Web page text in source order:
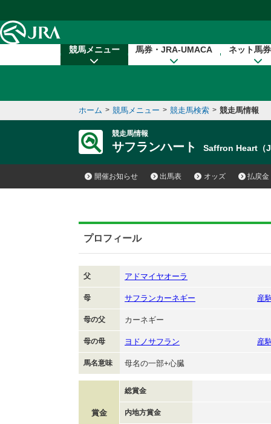
競馬メニュー 馬券・JRA-UMACA ネット馬
ホーム > 競馬メニュー > 競走馬検索 > 競走馬情報
競走馬情報
サフランハート Saffron Heart（
開催お知らせ 出馬表 オッズ 払戻金
プロフィール
父 アドマイヤオーラ
母 サフランカーネギー 産
母の父 カーネギー
母の母 ヨドノサフラン 産
馬名意味 母名の一部+心臓
賞金
総賞金
内地方賞金